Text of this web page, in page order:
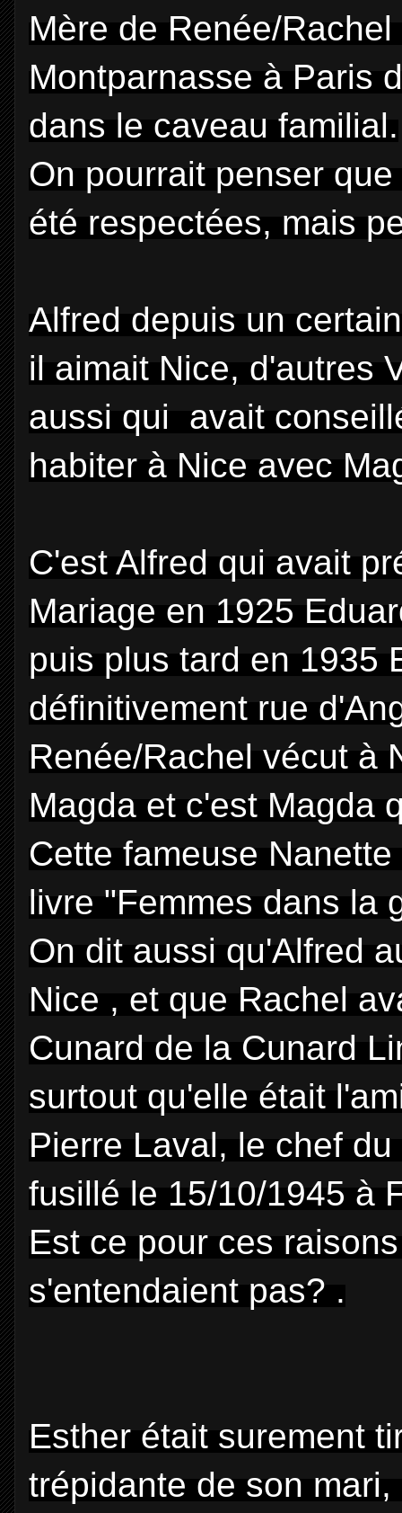
Mère de Renée/
Montparnasse à Paris
dans le caveau familial.
On pourrait penser
été respectées, mais
Alfred depuis un
il aimait Nice, d'autres
aussi qui avait
habiter à Nice avec
C'est Alfred qui avait
Mariage en 1925
puis plus tard en 1935
définitivement rue
Renée/Rachel vécut à
Magda et c'est Magda
Cette fameuse
livre "Femmes dans la
On dit aussi qu'Alfred
Nice , et que Rachel
Cunard de la Cunard
surtout qu'elle était
Pierre Laval, le chef
fusillé le 15/10/1945 à
Est ce pour ces
s'entendaient pas? .
Esther était surement
trépidante de son